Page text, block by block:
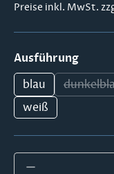
Preise inkl. MwSt.
Ausführung
blau
weiß
Produkt